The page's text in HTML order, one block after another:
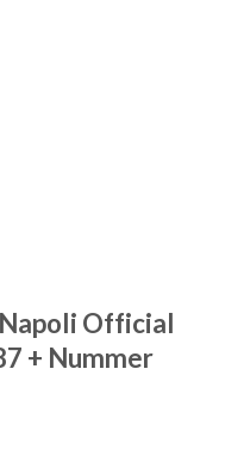
Official
+ Nummer